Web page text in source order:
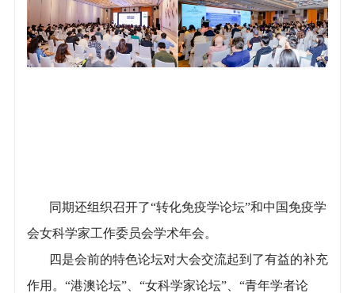
同期还组织召开了“转化免疫学论坛”和中国免疫学
会女科学家工作委员会学术年会。
四是会前的特色论坛对大会交流起到了有益的补充
作用。“港澳论坛”、“女科学家论坛”、“青年学者论